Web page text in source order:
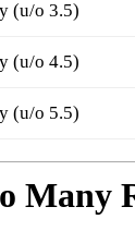
(u/o 3.5)
(u/o 4.5)
(u/o 5.5)